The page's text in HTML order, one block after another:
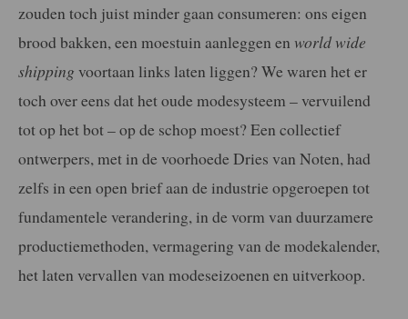
zouden toch juist minder gaan consumeren: ons eigen
brood bakken, een moestuin aanleggen en world wide
shipping voortaan links laten liggen? We waren het er
toch over eens dat het oude modesysteem – vervuilend
tot op het bot – op de schop moest? Een collectief
ontwerpers, met in de voorhoede Dries van Noten, had
zelfs in een open brief aan de industrie opgeroepen tot
fundamentele verandering, in de vorm van duurzamere
productiemethoden, vermagering van de modekalender,
het laten vervallen van modeseizoenen en uitverkoop.